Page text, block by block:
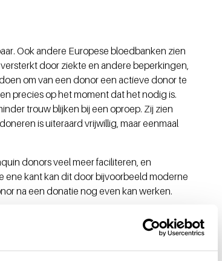
Ook andere Europese bloedbanken zien
door ziekte en andere beperkingen,
om van een donor een actíeve donor te
precies op het moment dat het nodig is.
trouw blijken bij een oproep. Zij zien
is uiteraard vrijwillig, maar eenmaal
donors veel meer faciliteren, en
ene kant kan dit door bijvoorbeeld moderne
na een donatie nog even kan werken.
van zijn of haar gezondheid. We geven al